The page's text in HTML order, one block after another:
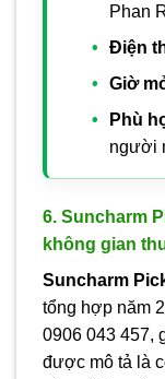
Phan
Điện
Giờ
Phù
người
6. Suncharm
không gian
Suncharm
tổng hợp năm
0906 043 457,
được mô tả là